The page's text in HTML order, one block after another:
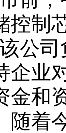
控制
该公司
企业
金和
随着